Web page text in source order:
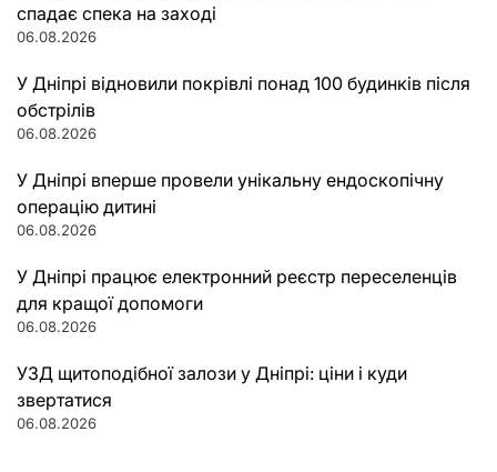
спадає спека на заході
06.08.2026
У Дніпрі відновили покрівлі понад 100 будинків після
обстрілів
06.08.2026
У Дніпрі вперше провели унікальну ендоскопічну
операцію дитині
06.08.2026
У Дніпрі працює електронний реєстр переселенців
для кращої допомоги
06.08.2026
УЗД щитоподібної залози у Дніпрі: ціни і куди
звертатися
06.08.2026